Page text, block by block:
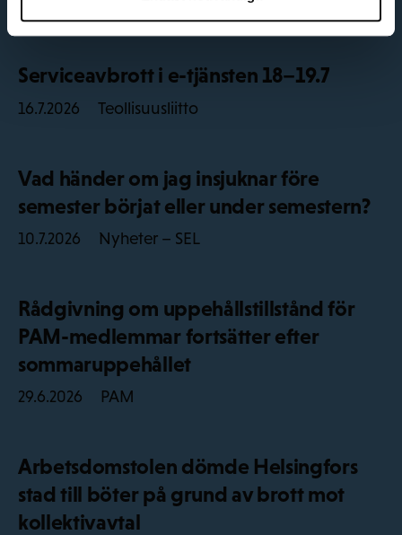
Nyheter – SEL
Serviceavbrott i e-tjänsten 18–19.7
16.7.2026 Teollisuusliitto
Vad händer om jag insjuknar före
semester börjat eller under semestern?
10.7.2026 Nyheter – SEL
Rådgivning om uppehållstillstånd för
PAM-medlemmar fortsätter efter
sommaruppehållet
29.6.2026 PAM
Arbetsdomstolen dömde Helsingfors
stad till böter på grund av brott mot
kollektivavtal